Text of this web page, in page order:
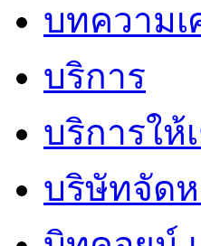
บทความเ
บริการ
บริการให้
บริษัทจัด